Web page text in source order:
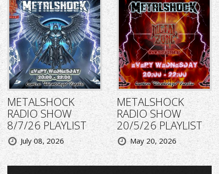
METALSHOCK
RADIO SHOW
8/7/26 PLAYLIST
July 08, 2026
METALSHOCK
RADIO SHOW
20/5/26 PLAYLIST
May 20, 2026